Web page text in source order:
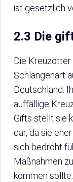
ist gesetzlich
2.3 Die
Die
Schlangenart
Deutschland.
auffällige
Gifts stellt sie
dar, da sie
sich bedroht
Maßnahmen
kommen